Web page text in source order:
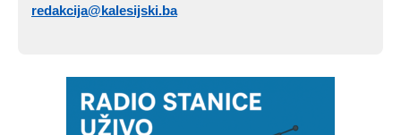
redakcija@kalesijski.ba